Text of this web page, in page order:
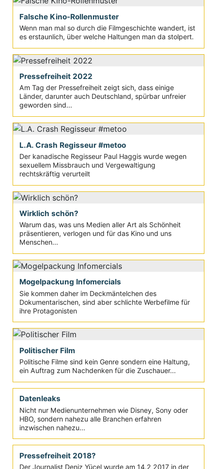
Falsche Kino-Rollenmuster
Wenn man mal so durch die Filmgeschichte wandert, ist
es erstaunlich, über welche Haltungen man da stolpert.
Pressefreiheit 2022
Am Tag der Pressefreiheit zeigt sich, dass einige
Länder, darunter auch Deutschland, spürbar unfreier
geworden sind...
L.A. Crash Regisseur #metoo
Der kanadische Regisseur Paul Haggis wurde wegen
sexuellem Missbrauch und Vergewaltigung
rechtskräftig verurteilt
Wirklich schön?
Warum das, was uns Medien aller Art als Schönheit
präsentieren, verlogen und für das Kino und uns
Menschen...
Mogelpackung Infomercials
Sie kommen daher im Deckmäntelchen des
Dokumentarischen, sind aber schlichte Werbefilme für
ihre Protagonisten
Politischer Film
Politische Filme sind kein Genre sondern eine Haltung,
ein Auftrag zum Nachdenken für die Zuschauer...
Datenleaks
Nicht nur Medienunternehmen wie Disney, Sony oder
HBO, sondern nahezu alle Branchen erfahren
inzwischen nahezu...
Pressefreiheit 2018?
Der Journalist Deniz Yücel wurde am 14.2 2017 in der